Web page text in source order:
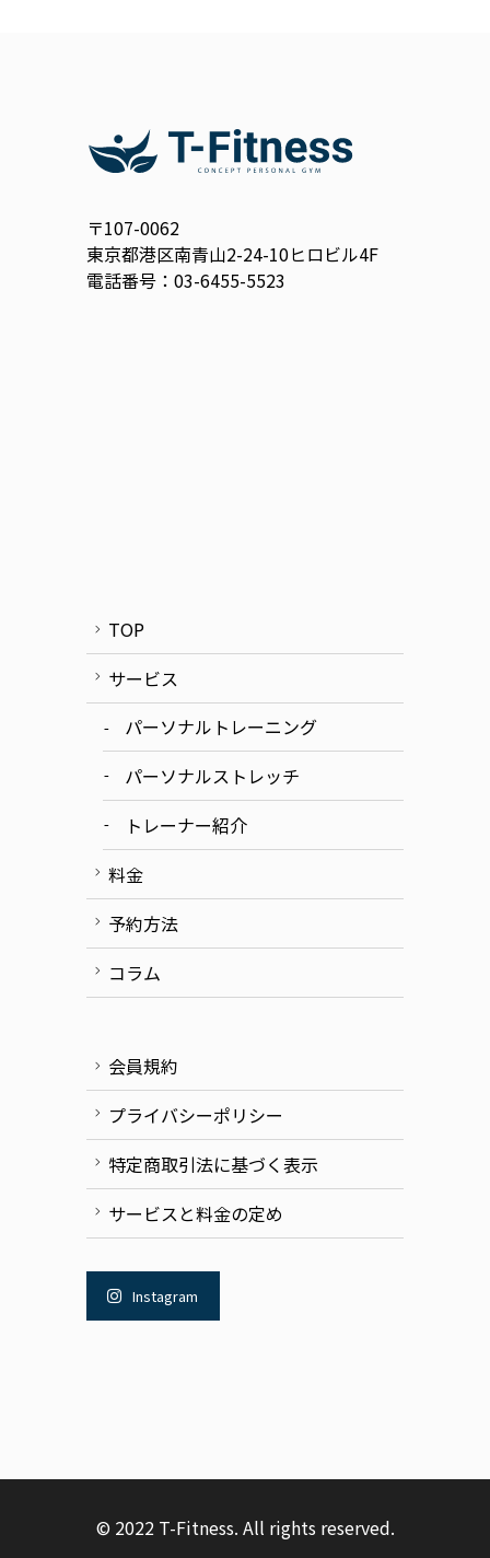
〒107-0062
東京都港区南青山2-24-10ヒロビル4F
電話番号：03-6455-5523
TOP
サービス
パーソナルトレーニング
パーソナルストレッチ
トレーナー紹介
料金
予約方法
コラム
会員規約
プライバシーポリシー
特定商取引法に基づく表示
サービスと料金の定め
Instagram
© 2022 T-Fitness. All rights reserved.